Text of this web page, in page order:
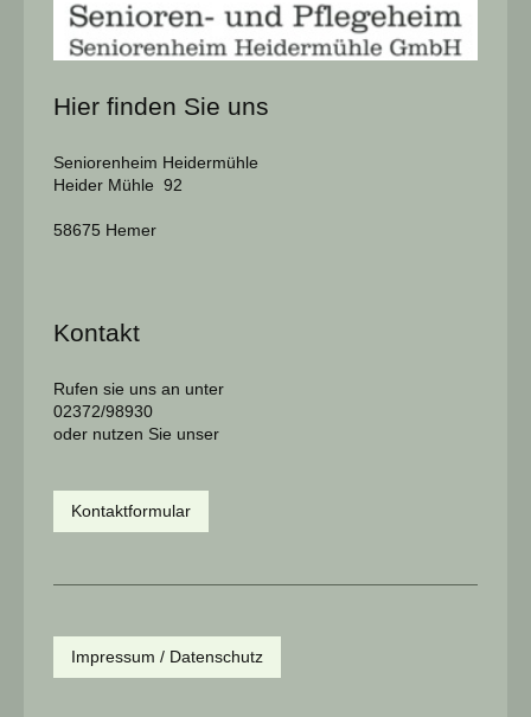
Hier finden Sie uns
Seniorenheim Heidermühle
Heider Mühle 92
58675 Hemer
Kontakt
Rufen sie uns an unter
02372/98930
oder nutzen Sie unser
Kontaktformular
Impressum / Datenschutz